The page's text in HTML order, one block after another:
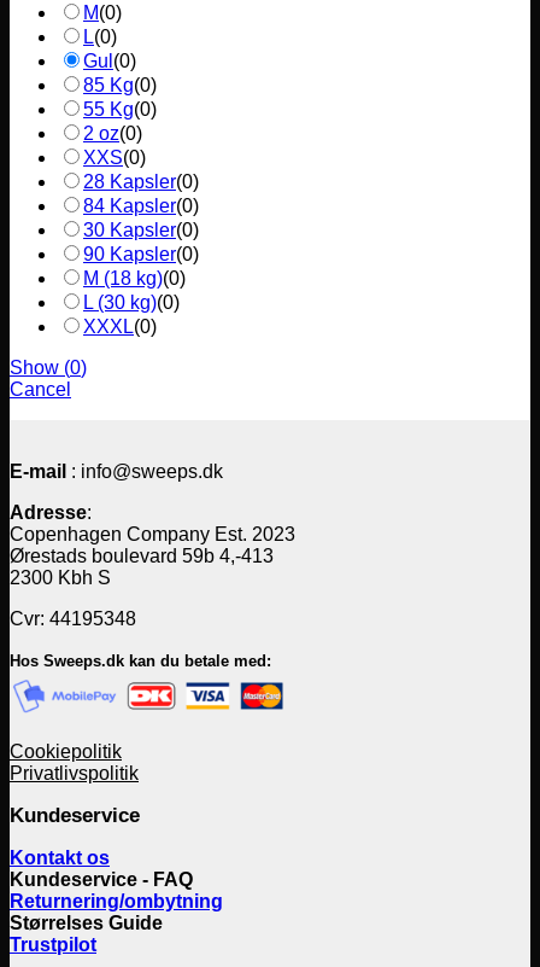
M(0)
L(0)
Gul (0)
85 Kg(0)
55 Kg(0)
2 oz(0)
XXS(0)
28 Kapsler(0)
84 Kapsler(0)
30 Kapsler(0)
90 Kapsler(0)
M (18 kg)(0)
L (30 kg)(0)
XXXL(0)
Show (0)
Cancel
E-mail : info@sweeps.dk
Adresse:
Copenhagen Company Est. 2023
Ørestads boulevard 59b 4,-413
2300 Kbh S
Cvr: 44195348
Hos Sweeps.dk kan du betale med:
Cookiepolitik
Privatlivspolitik
Kundeservice
Kontakt os
Kundeservice - FAQ
Returnering/ombytning
Størrelses Guide
Trustpilot